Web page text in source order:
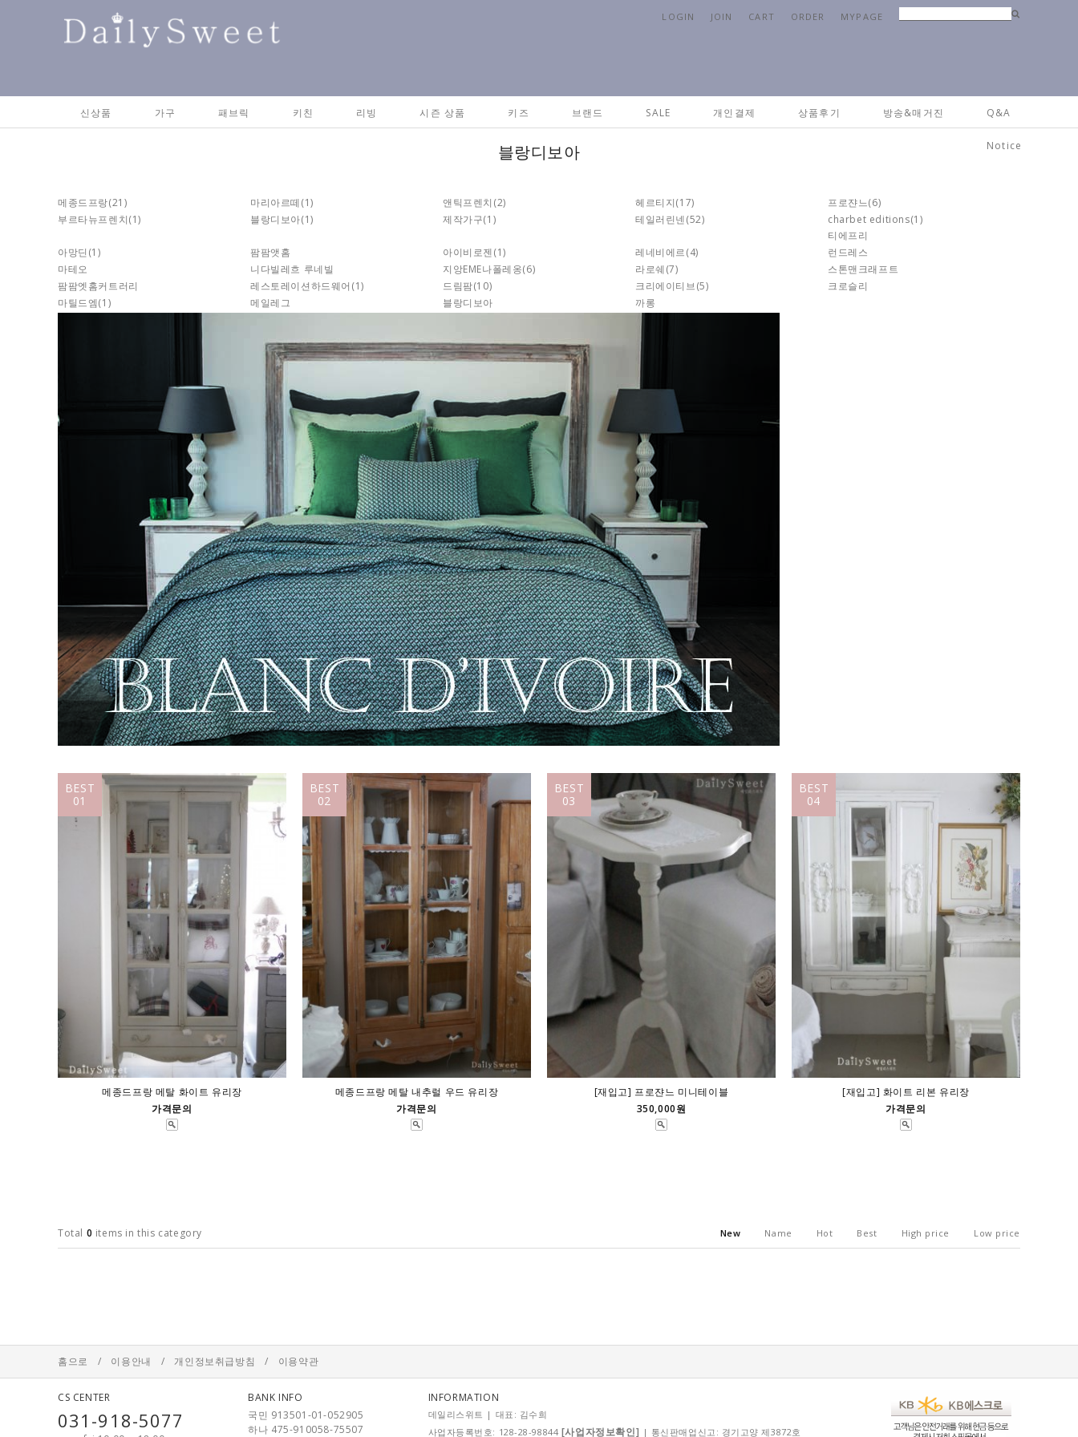
LOGIN JOIN CART ORDER MYPAGE
신상품 가구 패브릭 키친 리빙 시즌 상품 키즈 브랜드 SALE 개인결제 상품후기 방송&매거진 Q&A
Notice
블랑디보아
메종드프랑(21) 마리아르떼(1) 앤틱프렌치 (2) 헤르티지(17) 프로쟌느(6)
부르타뉴프렌치(1) 블랑디보아(1) 제작가구(1) 테일러린넨(52) charbet editions(1)
티에프리
아망딘 (1) 팜팜앳홈 아이비로젠(1) 레네비에르(4)
런드레스
마테오
니다빌레흐 루네빌 지앙EME나폴레옹(6) 라로쉐(7)
스톤맨크래프트
팜팜엣홈커트러리
레스토레이션하드웨어 (1) 드림팜(10) 크리에이티브(5)
크로슬리
마틸드엠(1) 메일레그 블랑디보아 까롱
BEST
01
메종드프랑 메탈 화이트 유리장
가격문의
BEST
02
메종드프랑 메탈 내추럴 우드 유리장
가격문의
BEST
03
[재입고] 프로쟌느 미니테이블
350,000원
BEST
04
[재입고] 화이트 리본 유리장
가격문의
Total 0 items in this category New Name Hot Best High price Low price
홈으로 / 이용안내 / 개인정보취급방침 / 이용약관
CS CENTER
031-918-5077
BANK INFO
국민 913501-01-052905
하나 475-910058-75507
INFORMATION
데일리스위트 | 대표: 김수희
사업자등록번호: 128-28-98844 [사업자정보확인] | 통신판매업신고: 경기고양 제3872호